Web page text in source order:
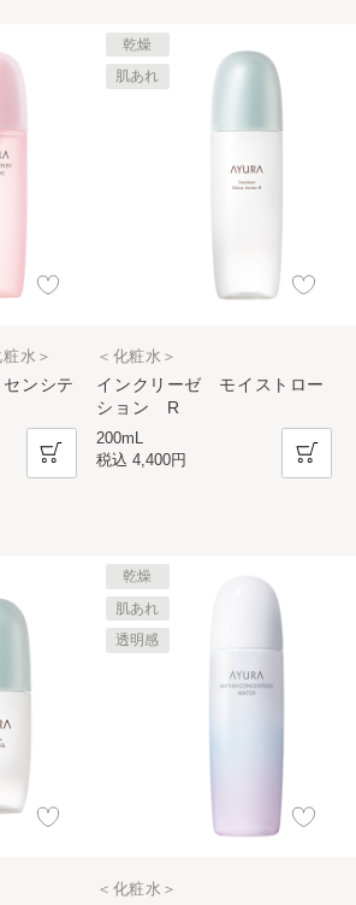
ンシテ
水＞
インクリーゼ モイストロー
ション R
乾燥
肌あれ
＜化粧水＞
200mL
税込4,400円
乾燥
肌あれ
透明感
＜化粧水＞